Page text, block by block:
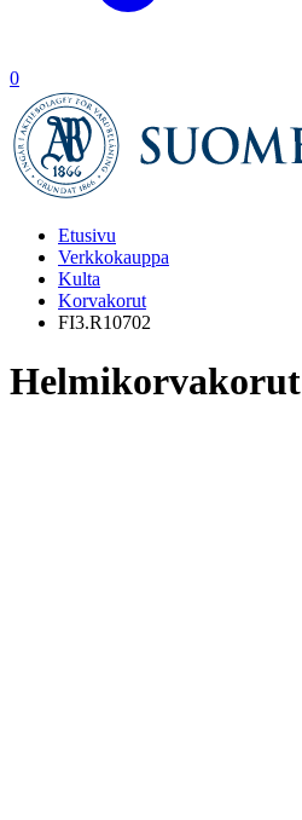
0
Etusivu
Verkkokauppa
Kulta
Korvakorut
FI3.R10702
Helmikorvakorut